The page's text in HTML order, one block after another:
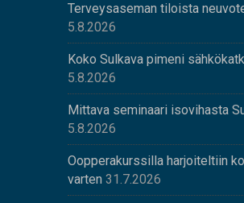
Terveysaseman tiloista
5.8.2026
Koko Sulkava pimeni
5.8.2026
Mittava seminaari isovihasta
5.8.2026
Oopperakurssilla harjoiteltiin
varten 31.7.2026